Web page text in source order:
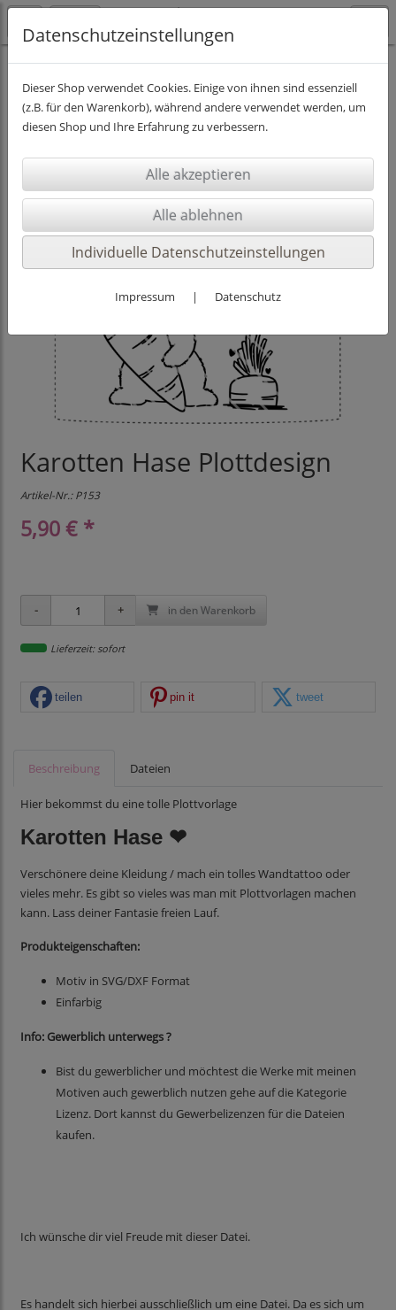
PLOTTDESIGNS
Karotten Hase Plottdesign
Artikel-Nr.:P153
5,90 € *
in den Warenkorb
Lieferzeit: sofort
teilen pin it tweet
Beschreibung Dateien
Hier bekommst du eine tolle Plottvorlage
Karotten Hase ❤
Verschönere deine Kleidung / mach ein tolles Wandtattoo oder
vieles mehr. Es gibt so vieles was man mit Plottvorlagen machen
kann. Lass deiner Fantasie freien Lauf.
Produkteigenschaften:
Motiv in SVG/DXF Format
Einfarbig
Info: Gewerblich unterwegs ?
Bist du gewerblicher und möchtest die Werke mit meinen
Motiven auch gewerblich nutzen gehe auf die Kategorie
Lizenz. Dort kannst du Gewerbelizenzen für die Dateien
kaufen.
Ich wünsche dir viel Freude mit dieser Datei.
Es handelt sich hierbei ausschließlich um eine Datei. Da es sich um
Datenschutzeinstellungen
Dieser Shop verwendet Cookies. Einige von ihnen sind essenziell
(z.B. für den Warenkorb), während andere verwendet werden, um
diesen Shop und Ihre Erfahrung zu verbessern.
Individuelle Datenschutzeinstellungen
Impressum | Datenschutz